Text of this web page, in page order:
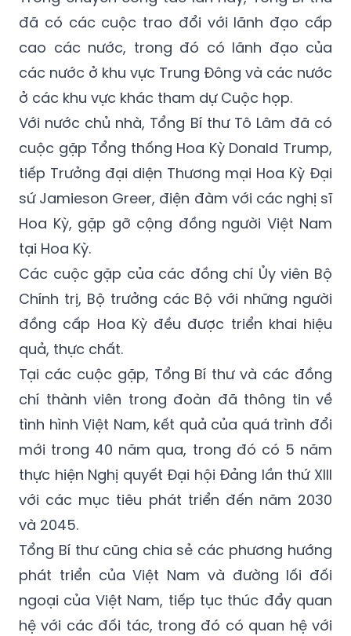
đã có các cuộc trao đổi với lãnh đạo cấp
cao các nước, trong đó có lãnh đạo của
các nước ở khu vực Trung Đông và các nước
ở các khu vực khác tham dự Cuộc họp.
Với nước chủ nhà, Tổng Bí thư Tô Lâm đã có
cuộc gặp Tổng thống Hoa Kỳ Donald Trump,
tiếp Trưởng đại diện Thương mại Hoa Kỳ Đại
sứ Jamieson Greer, điện đàm với các nghị sĩ
Hoa Kỳ, gặp gỡ cộng đồng người Việt Nam
tại Hoa Kỳ.
Các cuộc gặp của các đồng chí Ủy viên Bộ
Chính trị, Bộ trưởng các Bộ với những người
đồng cấp Hoa Kỳ đều được triển khai hiệu
quả, thực chất.
Tại các cuộc gặp, Tổng Bí thư và các đồng
chí thành viên trong đoàn đã thông tin về
tình hình Việt Nam, kết quả của quá trình đổi
mới trong 40 năm qua, trong đó có 5 năm
thực hiện Nghị quyết Đại hội Đảng lần thứ XIII
với các mục tiêu phát triển đến năm 2030
và 2045.
Tổng Bí thư cũng chia sẻ các phương hướng
phát triển của Việt Nam và đường lối đối
ngoại của Việt Nam, tiếp tục thúc đẩy quan
hệ với các đối tác, trong đó có quan hệ với